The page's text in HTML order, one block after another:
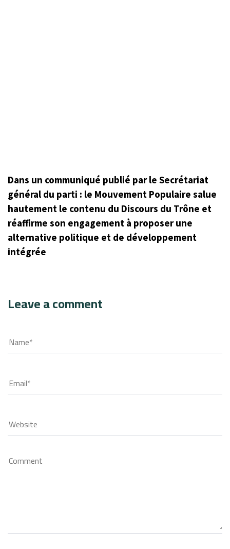
Dans un communiqué publié par le Secrétariat
général du parti : le Mouvement Populaire salue
hautement le contenu du Discours du Trône et
réaffirme son engagement à proposer une
alternative politique et de développement
intégrée
Leave a comment